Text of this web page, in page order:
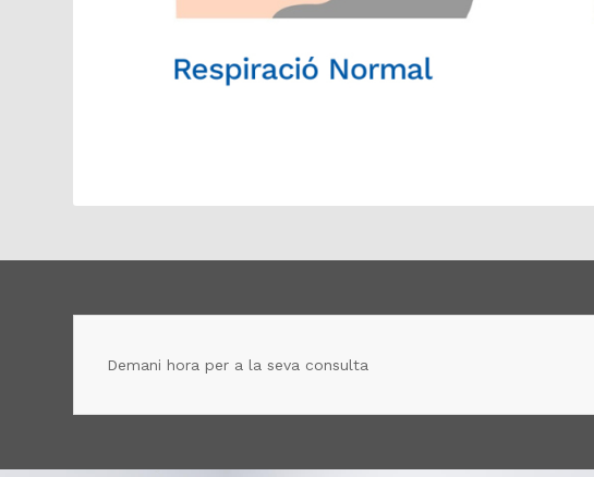
Demani hora per a la seva consulta